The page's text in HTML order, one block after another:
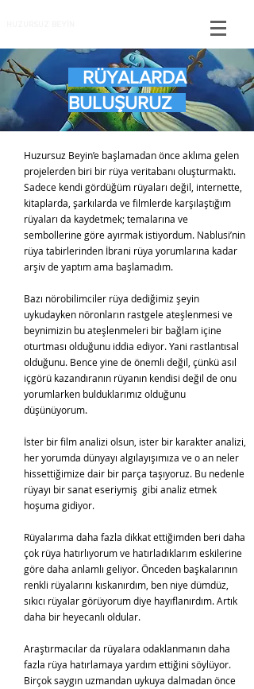
RÜYALARDA
BULUŞURUZ
Huzursuz Beyin’e başlamadan önce aklıma gelen
projelerden biri bir rüya veritabanı oluşturmaktı.
Sadece kendi gördüğüm rüyaları değil, internette,
kitaplarda, şarkılarda ve filmlerde karşılaştığım
rüyaları da kaydetmek; temalarına ve
sembollerine göre ayırmak istiyordum. Nablusi’nin
rüya tabirlerinden İbrani rüya yorumlarına kadar
arşiv de yaptım ama başlamadım.
Bazı nörobilimciler rüya dediğimiz şeyin
uykudayken nöronların rastgele ateşlenmesi ve
beynimizin bu ateşlenmeleri bir bağlam içine
oturtması olduğunu iddia ediyor. Yani rastlantısal
olduğunu. Bence yine de önemli değil, çünkü asıl
içgörü kazandıranın rüyanın kendisi değil de onu
yorumlarken bulduklarımız olduğunu
düşünüyorum.
İster bir film analizi olsun, ister bir karakter analizi,
her yorumda dünyayı algılayışımıza ve o an neler
hissettiğimize dair bir parça taşıyoruz. Bu nedenle
rüyayı bir sanat eseriymiş gibi analiz etmek
hoşuma gidiyor.
Rüyalarıma daha fazla dikkat ettiğimden beri daha
çok rüya hatırlıyorum ve hatırladıklarım eskilerine
göre daha anlamlı geliyor. Önceden başkalarının
renkli rüyalarını kıskanırdım, ben niye dümdüz,
sıkıcı rüyalar görüyorum diye hayıflanırdım. Artık
daha bir heyecanlı oldular.
Araştırmacılar da rüyalara odaklanmanın daha
fazla rüya hatırlamaya yardım ettiğini söylüyor.
Birçok saygın uzmandan uykuya dalmadan önce